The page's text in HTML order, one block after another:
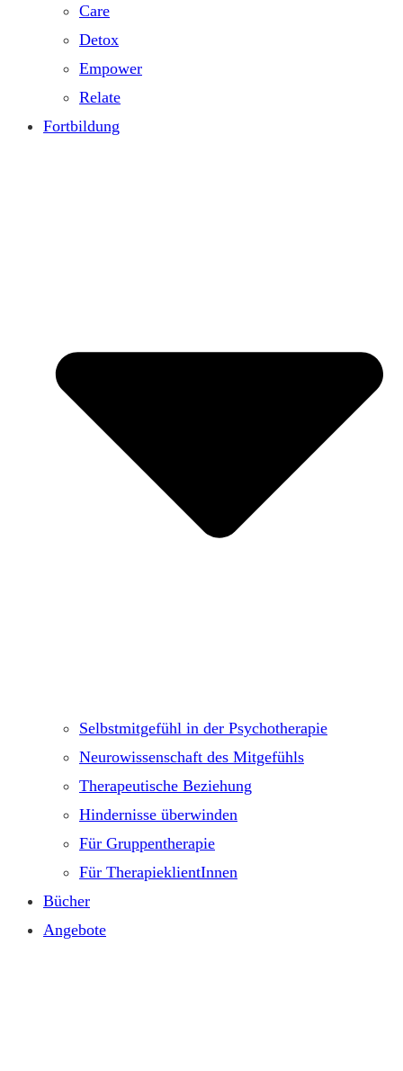
Care
Detox
Empower
Relate
Fortbildung
Selbstmitgefühl in der Psychotherapie
Neurowissenschaft des Mitgefühls
Therapeutische Beziehung
Hindernisse überwinden
Für Gruppentherapie
Für TherapieklientInnen
Bücher
Angebote